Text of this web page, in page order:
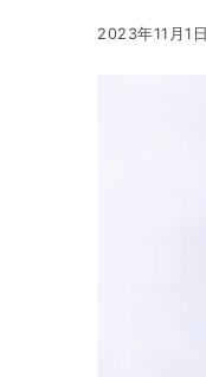
2023年11月1日